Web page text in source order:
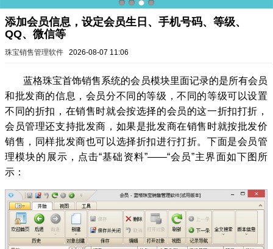
添加会员信息，设定会员生日、手机号码、等级、
QQ、微信等
珠宝销售管理软件 2026-08-07 11:06
蓝格珠宝首饰销售系统的会员模块里面记录的是所有会员
和批发商的信息，会员分不同的等级，不同的等级可以设置
不同的折扣，在销售时就会按选择的会员的这一折扣打折，
会员管理还支持批发商，如果是批发商在销售时就按批发价
销售，同样批发商也可以选择折扣进行打折。下面是会员管
理模块的展示，点击“基础资料”——“会员”主界面如下图所
示：